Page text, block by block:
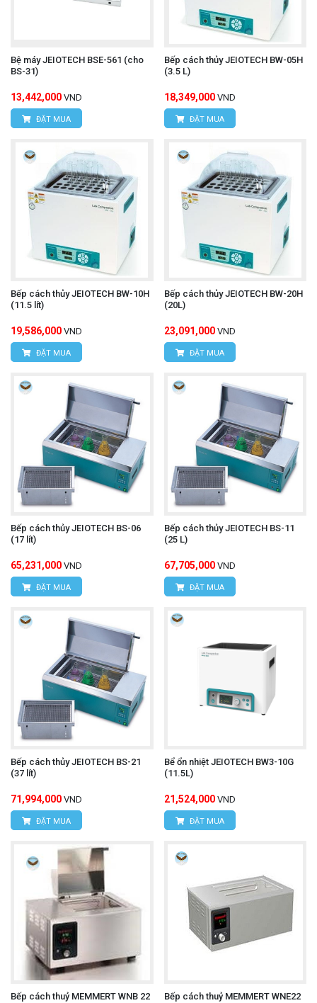
Bệ máy JEIOTECH BSE-561 (cho
BS-31)
13,442,000 VND
ĐẶT MUA
Bếp cách thủy JEIOTECH BW-05H
(3.5 L)
18,349,000 VND
ĐẶT MUA
Bếp cách thủy JEIOTECH BW-10H
(11.5 lít)
19,586,000 VND
ĐẶT MUA
Bếp cách thủy JEIOTECH BW-20H
(20L)
23,091,000 VND
ĐẶT MUA
Bếp cách thủy JEIOTECH BS-06
(17 lít)
65,231,000 VND
ĐẶT MUA
Bếp cách thủy JEIOTECH BS-11
(25 L)
67,705,000 VND
ĐẶT MUA
Bếp cách thủy JEIOTECH BS-21
(37 lít)
71,994,000 VND
ĐẶT MUA
Bể ổn nhiệt JEIOTECH BW3-10G
(11.5L)
21,524,000 VND
ĐẶT MUA
Bếp cách thuỷ MEMMERT WNB 22
Bếp cách thuỷ MEMMERT WNE22